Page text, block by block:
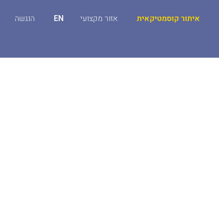
איתור קוסמטיקאית אזור מקצועי EN הנגשה